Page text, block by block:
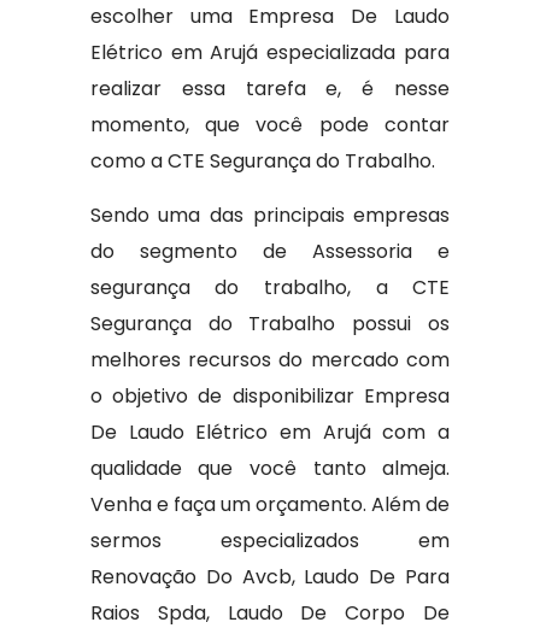
escolher uma Empresa De Laudo
Elétrico em Arujá especializada para
realizar essa tarefa e, é nesse
momento, que você pode contar
como a CTE Segurança do Trabalho.
Sendo uma das principais empresas
do segmento de Assessoria e
segurança do trabalho, a CTE
Segurança do Trabalho possui os
melhores recursos do mercado com
o objetivo de disponibilizar Empresa
De Laudo Elétrico em Arujá com a
qualidade que você tanto almeja.
Venha e faça um orçamento. Além de
sermos especializados em
Renovação Do Avcb, Laudo De Para
Raios Spda, Laudo De Corpo De